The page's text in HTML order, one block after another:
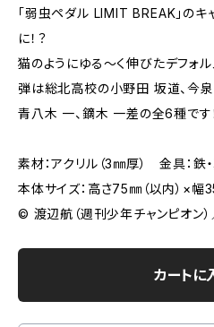
「弱虫ペダル LIMIT BREAK」のキ
に！？
猫のようにゆる〜く伸びたデフォ
弾は総北高校の小野田 坂道、今泉
青八木 一、鏑木 一差の全6種です！
素材：アクリル（3㎜厚） 金具：鉄
本体サイズ：高さ75㎜（以内）×幅
© 渡辺航（週刊少年チャンピオン
カートに